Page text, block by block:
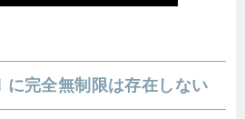
に完全無制限は存在しない